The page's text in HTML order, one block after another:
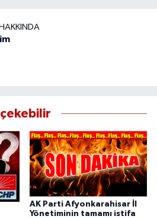
AK Parti Afyonkarahisar İl
Yönetiminin tamamı istifa